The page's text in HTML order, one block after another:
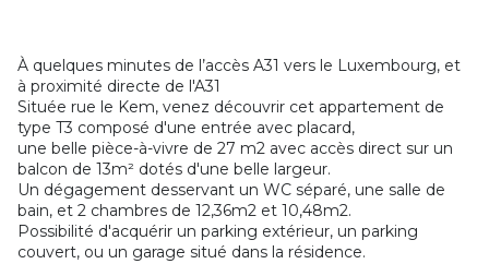
À quelques minutes de l’accès A31 vers le Luxembourg, et
à proximité directe de l'A31
Située rue le Kem, venez découvrir cet appartement de
type T3 composé d'une entrée avec placard,
une belle pièce-à-vivre de 27 m2 avec accès direct sur un
balcon de 13m² dotés d'une belle largeur.
Un dégagement desservant un WC séparé, une salle de
bain, et 2 chambres de 12,36m2 et 10,48m2.
Possibilité d'acquérir un parking extérieur, un parking
couvert, ou un garage situé dans la résidence.